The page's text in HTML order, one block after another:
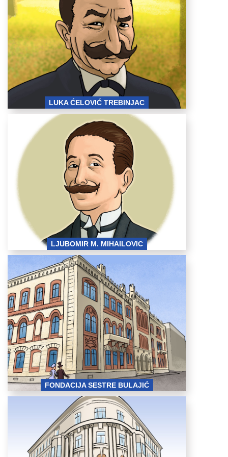
LUKA ĆELOVIĆ TREBINJAC
m
LJUBOMIR M. MIHAILOVIC
sestre
(1).jpg
FONDACIJA SESTRE BULAJIĆ
privredno
privrednik